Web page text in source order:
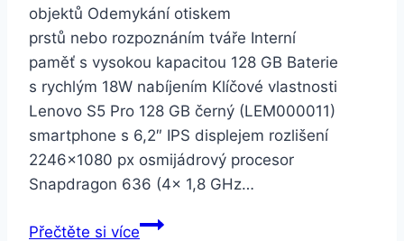
objektů Odemykání otiskem
prstů nebo rozpoznáním tváře Interní
paměť s vysokou kapacitou 128 GB Baterie
s rychlým 18W nabíjením Klíčové vlastnosti
Lenovo S5 Pro 128 GB černý (LEM000011)
smartphone s 6,2″ IPS displejem rozlišení
2246×1080 px osmijádrový procesor
Snapdragon 636 (4× 1,8 GHz…
Přečtěte si víceLenovo